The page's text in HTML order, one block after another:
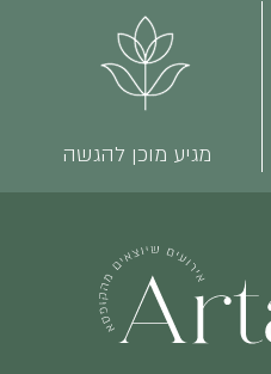
מגיע מוכן להגשה